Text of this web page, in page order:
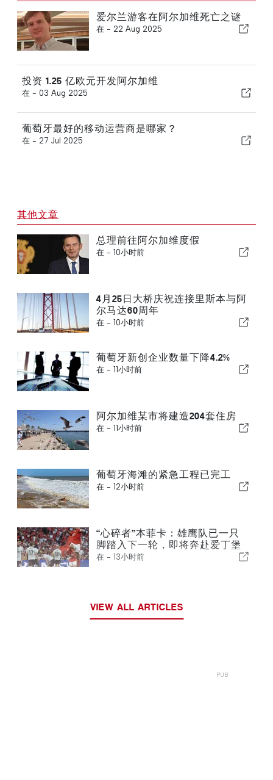
爱尔兰游客在阿尔加维死亡之谜
在 - 22 Aug 2025
投资 1.25 亿欧元开发阿尔加维
在 - 03 Aug 2025
葡萄牙最好的移动运营商是哪家？
在 - 27 Jul 2025
其他文章
总理前往阿尔加维度假
在 - 10小时前
4月25日大桥庆祝连接里斯本与阿
尔马达60周年
在 - 10小时前
葡萄牙新创企业数量下降4.2%
在 - 11小时前
阿尔加维某市将建造204套住房
在 - 11小时前
葡萄牙海滩的紧急工程已完工
在 - 12小时前
“心碎者”本菲卡：雄鹰队已一只
脚踏入下一轮，即将奔赴爱丁堡
在 - 13小时前
VIEW ALL ARTICLES